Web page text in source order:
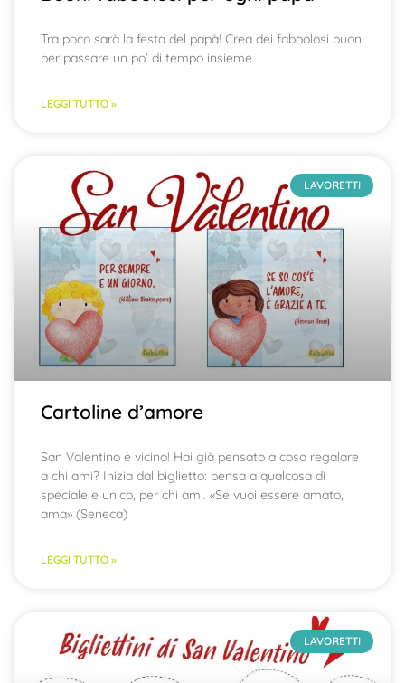
Tra poco sarà la festa del papà! Crea dei faboolosi buoni
per passare un po’ di tempo insieme.
LEGGI TUTTO »
LAVORETTI
Cartoline d’amore
San Valentino è vicino! Hai già pensato a cosa regalare
a chi ami? Inizia dal biglietto: pensa a qualcosa di
speciale e unico, per chi ami. «Se vuoi essere amato,
ama» (Seneca)
LEGGI TUTTO »
LAVORETTI